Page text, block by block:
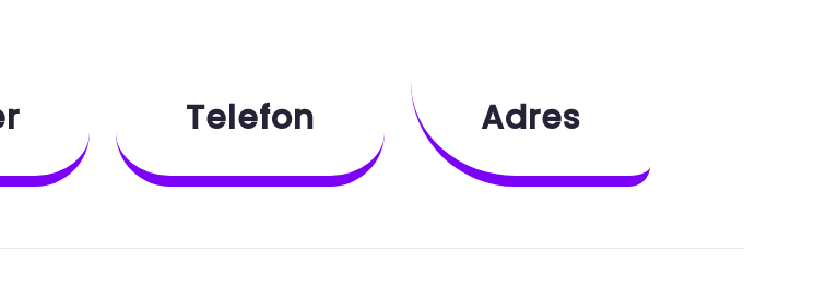
Telefon Adres